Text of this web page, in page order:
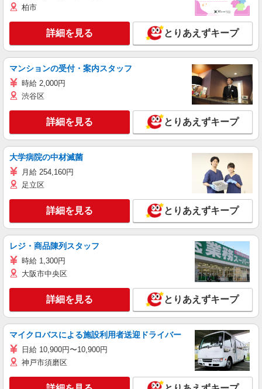
柏市
詳細を見る とりあえずキープ
マンションの受付・案内スタッフ
時給 2,000円
渋谷区
詳細を見る とりあえずキープ
大学病院の中材滅菌
月給 254,160円
足立区
詳細を見る とりあえずキープ
レジ・商品陳列スタッフ
時給 1,300円
大阪市中央区
詳細を見る とりあえずキープ
マイクロバスによる施設利用者送迎ドライバー
日給 10,900円〜10,900円
神戸市須磨区